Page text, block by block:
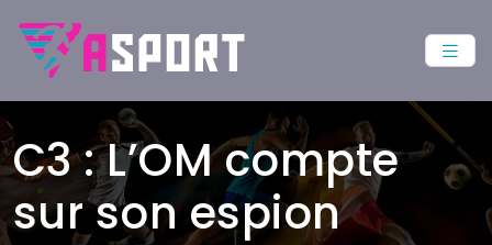
C3 : L’OM compte
sur son espion